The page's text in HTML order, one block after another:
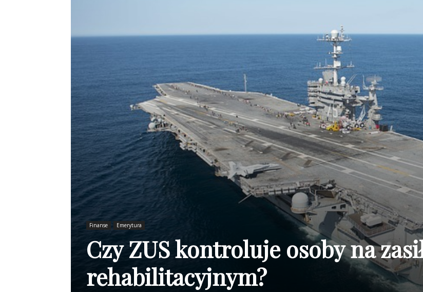
Finanse Emerytura
Czy ZUS kontroluje osoby na
rehabilitacyjnym?